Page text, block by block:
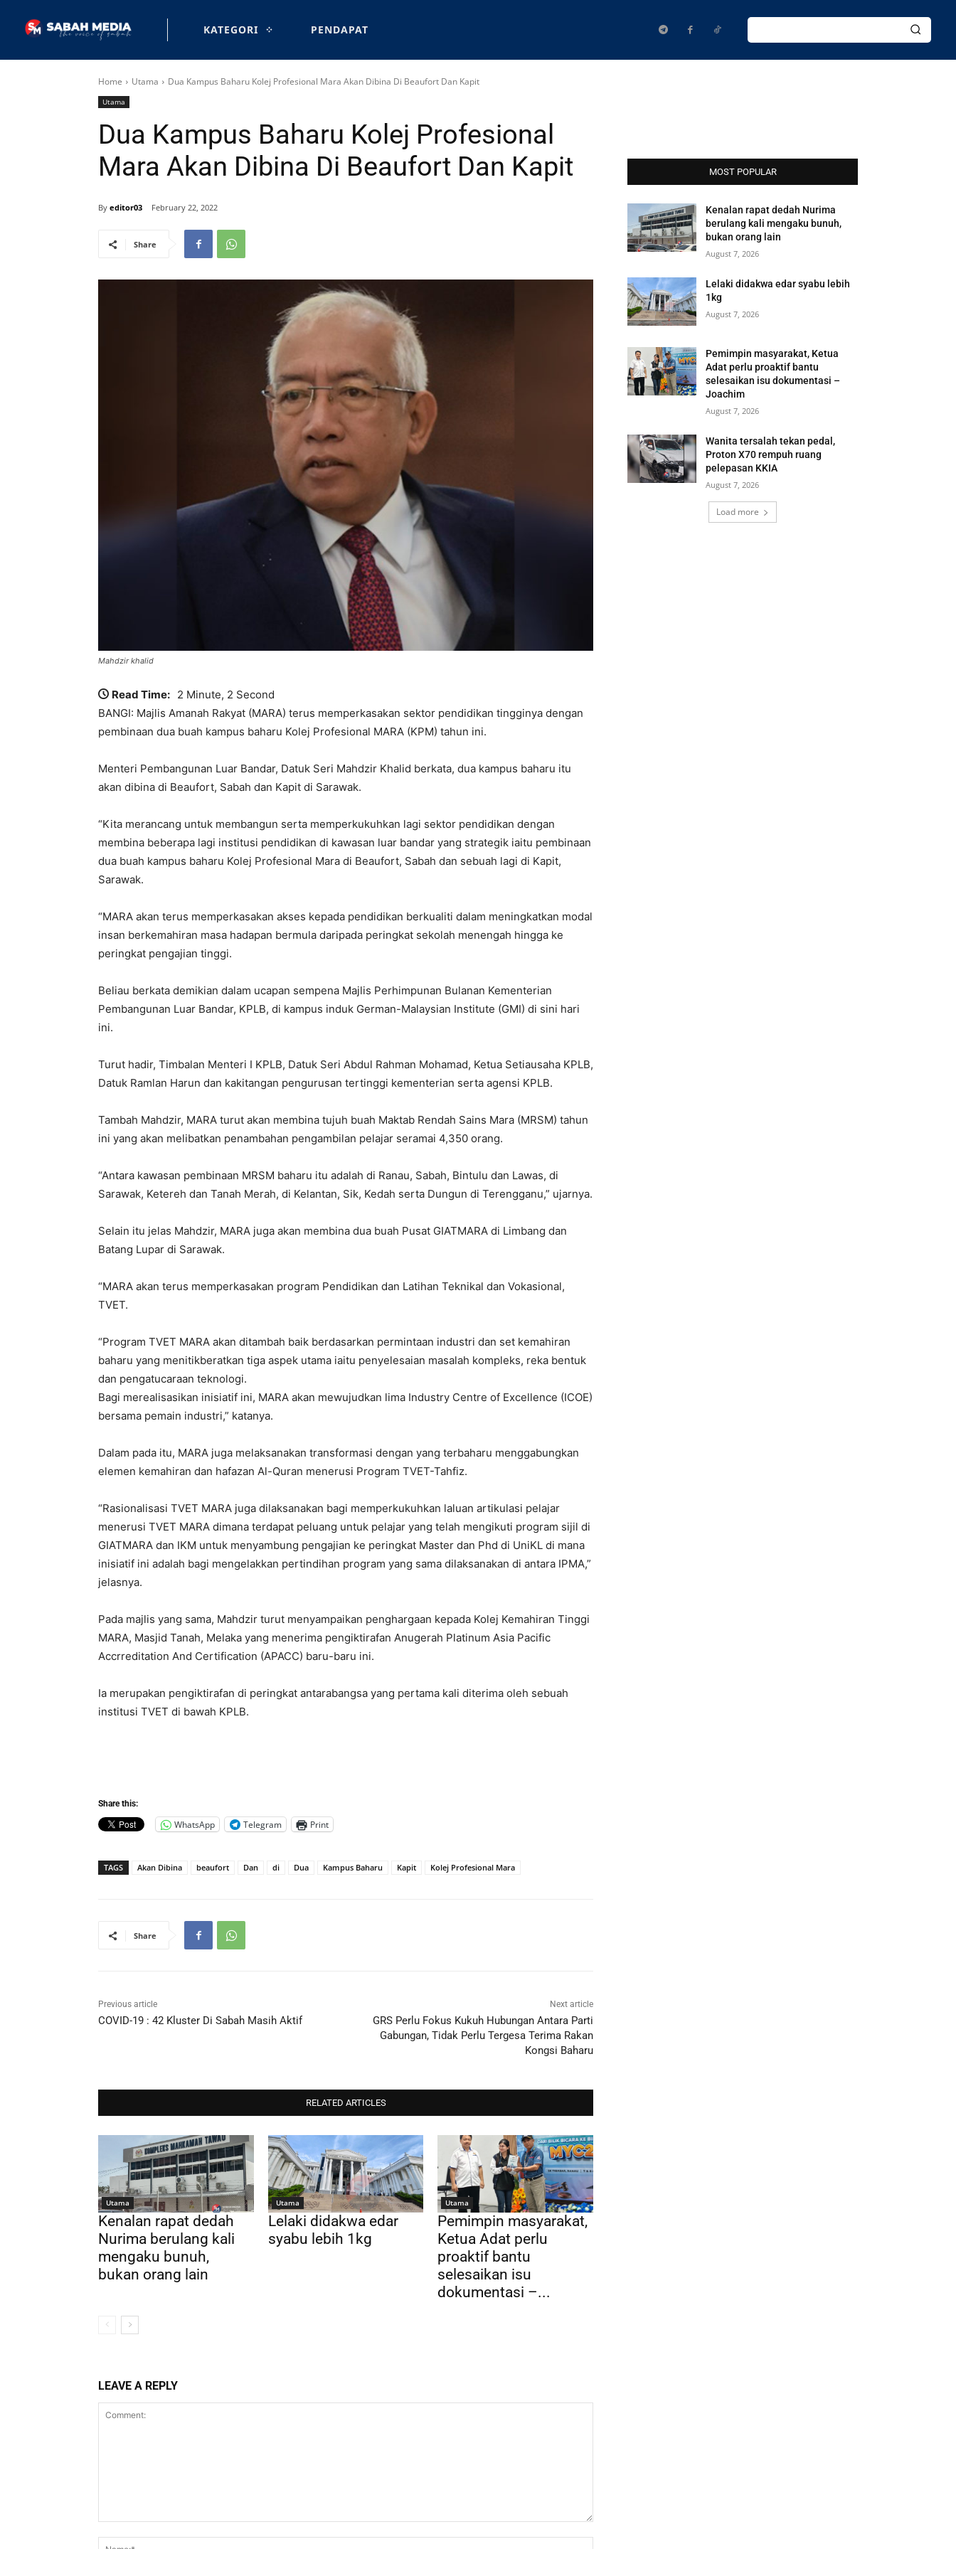
KATEGORI PENDAPAT
Home Utama Dua Kampus Baharu Kolej Profesional Mara Akan Dibina Di Beaufort Dan Kapit
Utama
Dua Kampus Baharu Kolej Profesional
Mara Akan Dibina Di Beaufort Dan Kapit
By editor03 February 22, 2022
Share
Mahdzir khalid
Read Time: 2 Minute, 2 Second
BANGI: Majlis Amanah Rakyat (MARA) terus memperkasakan sektor pendidikan tingginya dengan
pembinaan dua buah kampus baharu Kolej Profesional MARA (KPM) tahun ini.
Menteri Pembangunan Luar Bandar, Datuk Seri Mahdzir Khalid berkata, dua kampus baharu itu
akan dibina di Beaufort, Sabah dan Kapit di Sarawak.
“Kita merancang untuk membangun serta memperkukuhkan lagi sektor pendidikan dengan
membina beberapa lagi institusi pendidikan di kawasan luar bandar yang strategik iaitu pembinaan
dua buah kampus baharu Kolej Profesional Mara di Beaufort, Sabah dan sebuah lagi di Kapit,
Sarawak.
“MARA akan terus memperkasakan akses kepada pendidikan berkualiti dalam meningkatkan modal
insan berkemahiran masa hadapan bermula daripada peringkat sekolah menengah hingga ke
peringkat pengajian tinggi.
Beliau berkata demikian dalam ucapan sempena Majlis Perhimpunan Bulanan Kementerian
Pembangunan Luar Bandar, KPLB, di kampus induk German-Malaysian Institute (GMI) di sini hari
ini.
Turut hadir, Timbalan Menteri I KPLB, Datuk Seri Abdul Rahman Mohamad, Ketua Setiausaha KPLB,
Datuk Ramlan Harun dan kakitangan pengurusan tertinggi kementerian serta agensi KPLB.
Tambah Mahdzir, MARA turut akan membina tujuh buah Maktab Rendah Sains Mara (MRSM) tahun
ini yang akan melibatkan penambahan pengambilan pelajar seramai 4,350 orang.
“Antara kawasan pembinaan MRSM baharu itu adalah di Ranau, Sabah, Bintulu dan Lawas, di
Sarawak, Ketereh dan Tanah Merah, di Kelantan, Sik, Kedah serta Dungun di Terengganu,” ujarnya.
Selain itu jelas Mahdzir, MARA juga akan membina dua buah Pusat GIATMARA di Limbang dan
Batang Lupar di Sarawak.
“MARA akan terus memperkasakan program Pendidikan dan Latihan Teknikal dan Vokasional,
TVET.
“Program TVET MARA akan ditambah baik berdasarkan permintaan industri dan set kemahiran
baharu yang menitikberatkan tiga aspek utama iaitu penyelesaian masalah kompleks, reka bentuk
dan pengatucaraan teknologi.
Bagi merealisasikan inisiatif ini, MARA akan mewujudkan lima Industry Centre of Excellence (ICOE)
bersama pemain industri,” katanya.
Dalam pada itu, MARA juga melaksanakan transformasi dengan yang terbaharu menggabungkan
elemen kemahiran dan hafazan Al-Quran menerusi Program TVET-Tahfiz.
“Rasionalisasi TVET MARA juga dilaksanakan bagi memperkukuhkan laluan artikulasi pelajar
menerusi TVET MARA dimana terdapat peluang untuk pelajar yang telah mengikuti program sijil di
GIATMARA dan IKM untuk menyambung pengajian ke peringkat Master dan Phd di UniKL di mana
inisiatif ini adalah bagi mengelakkan pertindihan program yang sama dilaksanakan di antara IPMA,”
jelasnya.
Pada majlis yang sama, Mahdzir turut menyampaikan penghargaan kepada Kolej Kemahiran Tinggi
MARA, Masjid Tanah, Melaka yang menerima pengiktirafan Anugerah Platinum Asia Pacific
Accrreditation And Certification (APACC) baru-baru ini.
Ia merupakan pengiktirafan di peringkat antarabangsa yang pertama kali diterima oleh sebuah
institusi TVET di bawah KPLB.
Share this:
WhatsApp Telegram Print
TAGS Akan Dibina beaufort Dan di Dua Kampus Baharu Kapit Kolej Profesional Mara
Share
Previous article
COVID-19 : 42 Kluster Di Sabah Masih Aktif
Next article
GRS Perlu Fokus Kukuh Hubungan Antara Parti
Gabungan, Tidak Perlu Tergesa Terima Rakan
Kongsi Baharu
RELATED ARTICLES
Utama
Kenalan rapat dedah
Nurima berulang kali
mengaku bunuh,
bukan orang lain
Utama
Lelaki didakwa edar
syabu lebih 1kg
Utama
Pemimpin masyarakat,
Ketua Adat perlu
proaktif bantu
selesaikan isu
dokumentasi –...
LEAVE A REPLY
MOST POPULAR
Kenalan rapat dedah Nurima
berulang kali mengaku bunuh,
bukan orang lain
August 7, 2026
Lelaki didakwa edar syabu lebih
1kg
August 7, 2026
Pemimpin masyarakat, Ketua
Adat perlu proaktif bantu
selesaikan isu dokumentasi –
Joachim
August 7, 2026
Wanita tersalah tekan pedal,
Proton X70 rempuh ruang
pelepasan KKIA
August 7, 2026
Load more